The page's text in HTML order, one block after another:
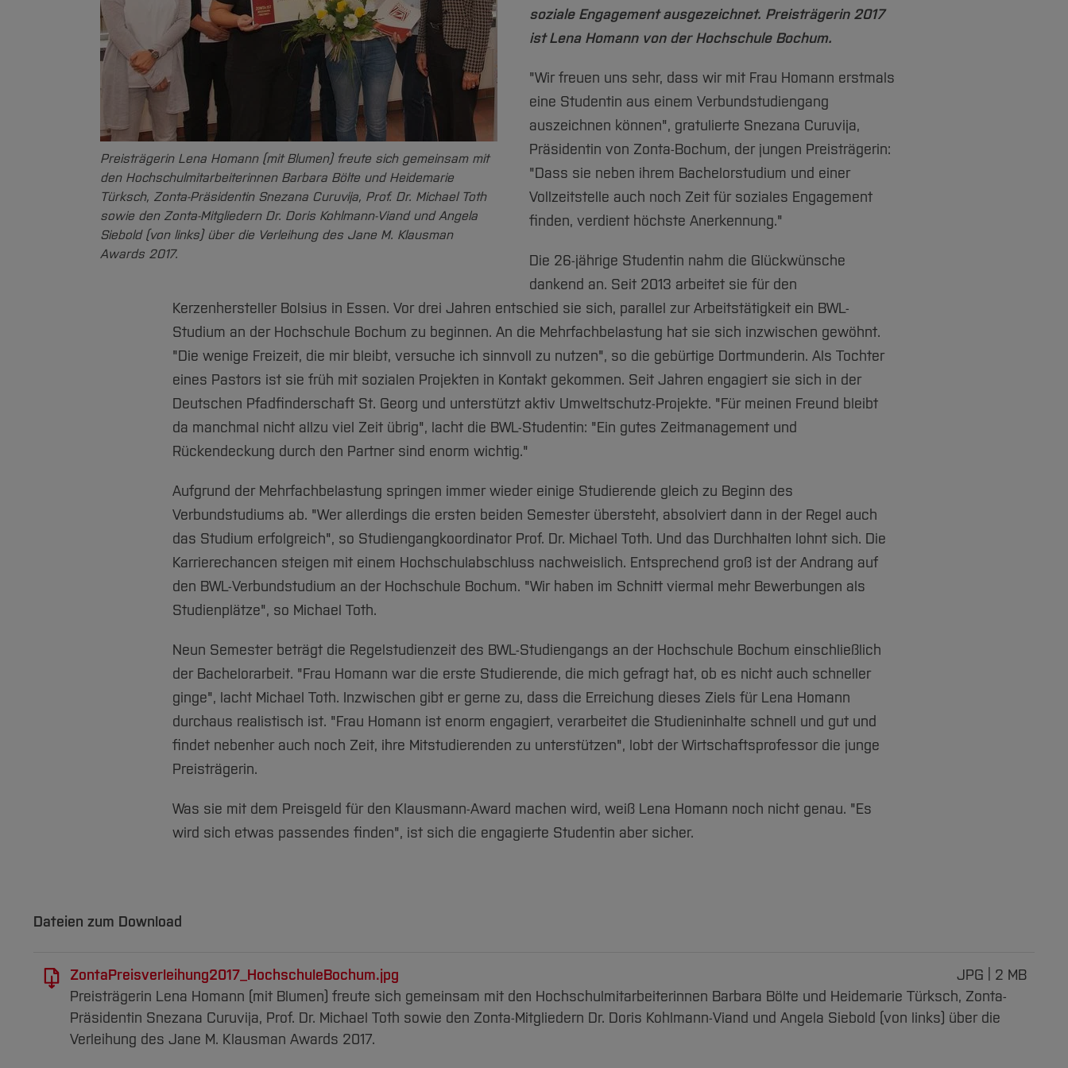
Preisträgerin Lena Homann (mit Blumen) freute sich gemeinsam mit
den Hochschulmitarbeiterinnen Barbara Bölte und Heidemarie
Türksch, Zonta-Präsidentin Snezana Curuvija, Prof. Dr. Michael Toth
sowie den Zonta-Mitgliedern Dr. Doris Kohlmann-Viand und Angela
Siebold (von links) über die Verleihung des Jane M. Klausman
Awards 2017.
soziale Engagement ausgezeichnet. Preisträgerin 2017
ist Lena Homann von der Hochschule Bochum.
"Wir freuen uns sehr, dass wir mit Frau Homann erstmals
eine Studentin aus einem Verbundstudiengang
auszeichnen können", gratulierte Snezana Curuvija,
Präsidentin von Zonta-Bochum, der jungen Preisträgerin:
"Dass sie neben ihrem Bachelorstudium und einer
Vollzeitstelle auch noch Zeit für soziales Engagement
finden, verdient höchste Anerkennung."
Die 26-jährige Studentin nahm die Glückwünsche
dankend an. Seit 2013 arbeitet sie für den
Kerzenhersteller Bolsius in Essen. Vor drei Jahren entschied sie sich, parallel zur Arbeitstätigkeit ein BWL-
Studium an der Hochschule Bochum zu beginnen. An die Mehrfachbelastung hat sie sich inzwischen gewöhnt.
"Die wenige Freizeit, die mir bleibt, versuche ich sinnvoll zu nutzen", so die gebürtige Dortmunderin. Als Tochter
eines Pastors ist sie früh mit sozialen Projekten in Kontakt gekommen. Seit Jahren engagiert sie sich in der
Deutschen Pfadfinderschaft St. Georg und unterstützt aktiv Umweltschutz-Projekte. "Für meinen Freund bleibt
da manchmal nicht allzu viel Zeit übrig", lacht die BWL-Studentin: "Ein gutes Zeitmanagement und
Rückendeckung durch den Partner sind enorm wichtig."
Aufgrund der Mehrfachbelastung springen immer wieder einige Studierende gleich zu Beginn des
Verbundstudiums ab. "Wer allerdings die ersten beiden Semester übersteht, absolviert dann in der Regel auch
das Studium erfolgreich", so Studiengangkoordinator Prof. Dr. Michael Toth. Und das Durchhalten lohnt sich. Die
Karrierechancen steigen mit einem Hochschulabschluss nachweislich. Entsprechend groß ist der Andrang auf
den BWL-Verbundstudium an der Hochschule Bochum. "Wir haben im Schnitt viermal mehr Bewerbungen als
Studienplätze", so Michael Toth.
Neun Semester beträgt die Regelstudienzeit des BWL-Studiengangs an der Hochschule Bochum einschließlich
der Bachelorarbeit. "Frau Homann war die erste Studierende, die mich gefragt hat, ob es nicht auch schneller
ginge", lacht Michael Toth. Inzwischen gibt er gerne zu, dass die Erreichung dieses Ziels für Lena Homann
durchaus realistisch ist. "Frau Homann ist enorm engagiert, verarbeitet die Studieninhalte schnell und gut und
findet nebenher auch noch Zeit, ihre Mitstudierenden zu unterstützen", lobt der Wirtschaftsprofessor die junge
Preisträgerin.
Was sie mit dem Preisgeld für den Klausmann-Award machen wird, weiß Lena Homann noch nicht genau. "Es
wird sich etwas passendes finden", ist sich die engagierte Studentin aber sicher.
Dateien zum Download
ZontaPreisverleihung2017_HochschuleBochum.jpg JPG
2 MB
Preisträgerin Lena Homann (mit Blumen) freute sich gemeinsam mit den Hochschulmitarbeiterinnen Barbara Bölte und Heidemarie Türksch, Zonta-
Präsidentin Snezana Curuvija, Prof. Dr. Michael Toth sowie den Zonta-Mitgliedern Dr. Doris Kohlmann-Viand und Angela Siebold (von links) über die
Verleihung des Jane M. Klausman Awards 2017.